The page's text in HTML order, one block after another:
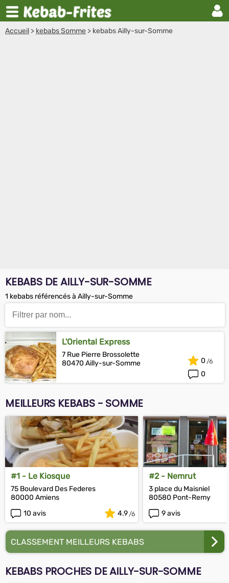
Accueil > kebabs Somme > kebabs Ailly-sur-Somme
KEBABS DE AILLY-SUR-SOMME
1 kebabs référencés à Ailly-sur-Somme
L'Oriental Express
7 Rue Pierre Brossolette
80470 Ailly-sur-Somme
0
0
MEILLEURS KEBABS - SOMME
#1 - Le Kiosque
75 Boulevard Des Federes
80000 Amiens
10 avis
4.9
#2 - Nemrut
3 place du Maisniel
80580 Pont-Remy
9 avis
CLASSEMENT MEILLEURS KEBABS
KEBABS PROCHES DE AILLY-SUR-SOMME